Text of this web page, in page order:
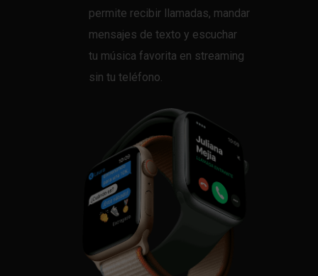
permite recibir llamadas, mandar
mensajes de texto y escuchar
tu música favorita en streaming
sin tu teléfono.